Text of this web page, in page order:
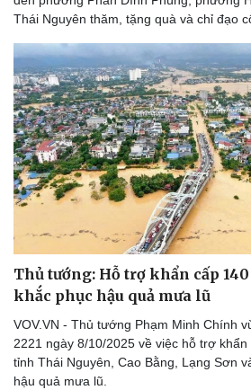
Thái Nguyên thăm, tặng quà và chỉ đạo
Thủ tướng: Hỗ trợ khẩn cấp
khắc phục hậu quả mưa lũ
VOV.VN - Thủ tướng Phạm Minh Chính
2221 ngày 8/10/2025 về việc hỗ trợ
tỉnh Thái Nguyên, Cao Bằng, Lạng Sơn
hậu quả mưa lũ.